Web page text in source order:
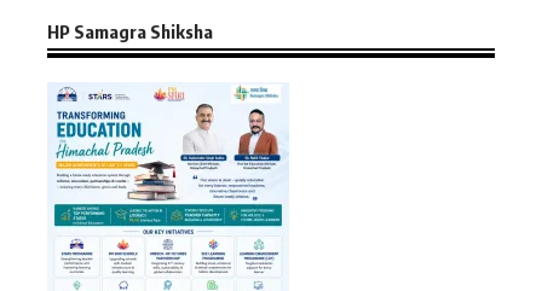
HP Samagra Shiksha